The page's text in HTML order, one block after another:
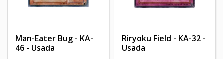
Man-Eater Bug - KA-
46 - Usada
Riryoku Field - KA-32 -
Usada